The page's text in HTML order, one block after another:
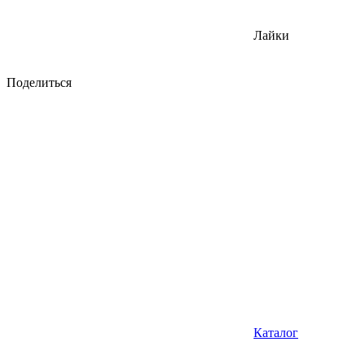
Лайки
Поделиться
Каталог